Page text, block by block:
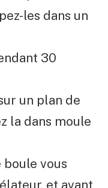
les dans un
30
un plan de
la dans moule
vous
et avant